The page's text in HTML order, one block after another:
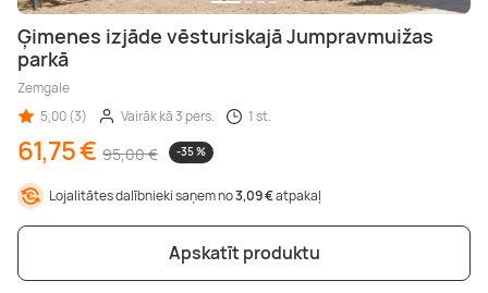
Ģimenes izjāde vēsturiskajā Jumpravmuižas
parkā
Zemgale
5,00 (3)
Vairāk kā 3 pers. 1 st.
61,75 € 95,00 € -35 %
Lojalitātes dalībnieki saņem no3,09 €atpakaļ
Apskatīt produktu